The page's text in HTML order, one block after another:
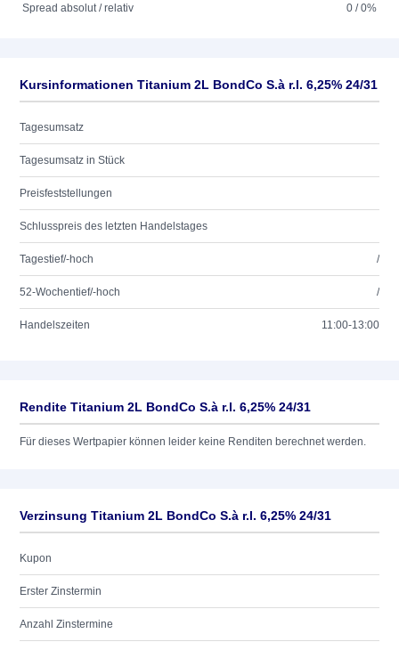
Spread absolut / relativ
0 / 0%
Kursinformationen Titanium 2L BondCo S.à r.l. 6,25% 24/31
Tagesumsatz
Tagesumsatz in Stück
Preisfeststellungen
Schlusspreis des letzten Handelstages
Tagestief/-hoch /
52-Wochentief/-hoch /
Handelszeiten 11:00-13:00
Rendite Titanium 2L BondCo S.à r.l. 6,25% 24/31
Für dieses Wertpapier können leider keine Renditen berechnet werden.
Verzinsung Titanium 2L BondCo S.à r.l. 6,25% 24/31
Kupon
Erster Zinstermin
Anzahl Zinstermine